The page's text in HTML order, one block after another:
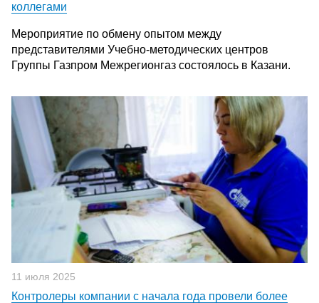
коллегами
Мероприятие по обмену опытом между
представителями Учебно-методических центров
Группы Газпром Межрегионгаз состоялось в Казани.
11 июля 2025
Контролеры компании с начала года провели более